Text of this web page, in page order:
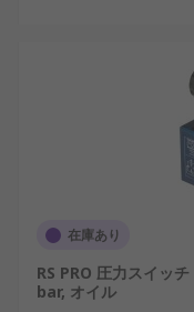
在庫あり
RS PRO 圧力スイッ
bar, オイル